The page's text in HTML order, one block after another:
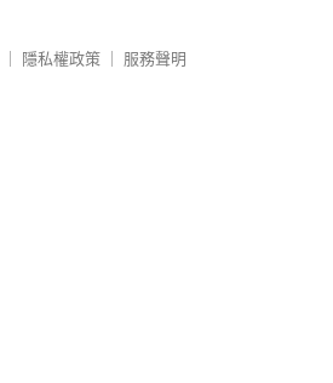
隱私權政策 服務聲明